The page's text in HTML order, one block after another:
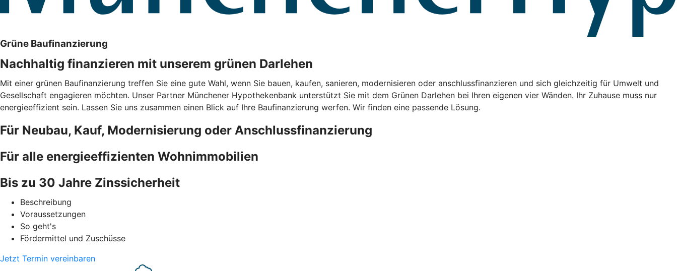
Grüne Baufinanzierung
Nachhaltig finanzieren mit unserem grünen Darlehen
Mit einer grünen Baufinanzierung treffen Sie eine gute Wahl, wenn Sie bauen, kaufen, sanieren, modernisieren oder anschlussfinanzieren und sich gleichzeitig für Umwelt und
Gesellschaft engagieren möchten. Unser Partner Münchener Hypothekenbank unterstützt Sie mit dem Grünen Darlehen bei Ihren eigenen vier Wänden. Ihr Zuhause muss nur
energieeffizient sein. Lassen Sie uns zusammen einen Blick auf Ihre Baufinanzierung werfen. Wir finden eine passende Lösung.
Für Neubau, Kauf, Modernisierung oder Anschlussfinanzierung
Für alle energieeffizienten Wohnimmobilien
Bis zu 30 Jahre Zinssicherheit
Beschreibung
Voraussetzungen
So geht's
Fördermittel und Zuschüsse
Jetzt Termin vereinbaren